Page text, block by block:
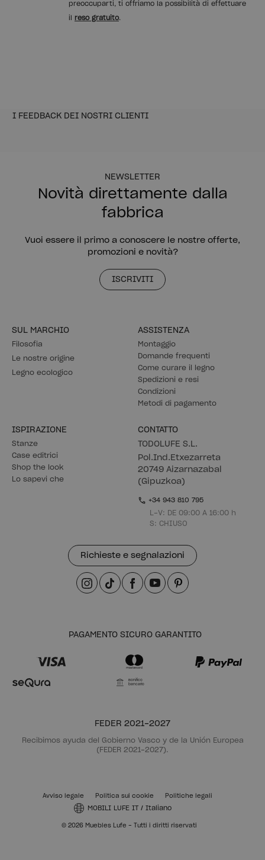
preoccuparti, ti offriamo la possibilità di effettuare
il reso gratuito.
I FEEDBACK DEI NOSTRI CLIENTI
NEWSLETTER
Novità direttamente dalla
fabbrica
Vuoi essere il primo a conoscere le nostre offerte,
promozioni e novità?
ISCRIVITI
SUL MARCHIO
Filosofia
Le nostre origine
Legno ecologico
ASSISTENZA
Montaggio
Domande frequenti
Come curare il legno
Spedizioni e resi
Condizioni
Metodi di pagamento
ISPIRAZIONE
Stanze
Case editrici
Shop the look
Lo sapevi che
CONTATTO
TODOLUFE S.L.
Pol.Ind.Etxezarreta
20749 Aizarnazabal
(Gipuzkoa)
+34 943 810 795
L-V: DE 09:00 A 16:00 h
S: CHIUSO
Richieste e segnalazioni
PAGAMENTO SICURO GARANTITO
Bonifico
bancario
FEDER 2021-2027
Recibimos ayuda del Gobierno Vasco y de la Unión Europea
(FEDER 2021-2027).
© 2026 Muebles Lufe - Tutti i diritti riservati
Avviso legale Politica sui cookie Politiche legali
MOBILI LUFE IT / Italiano